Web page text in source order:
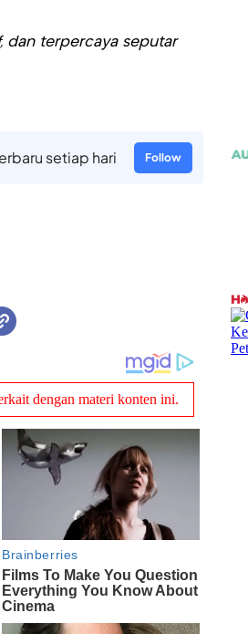
dan terpercaya seputar
setiap hari Follow